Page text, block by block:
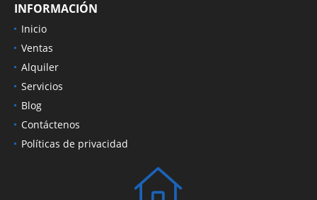
INFORMACIÓN
Inicio
Ventas
Alquiler
Servicios
Blog
Contáctenos
Políticas de privacidad